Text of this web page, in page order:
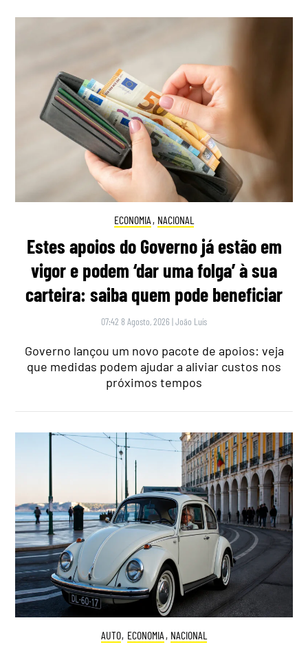
ECONOMIA , NACIONAL
Estes apoios do Governo já estão em
vigor e podem ‘dar uma folga’ à sua
carteira: saiba quem pode beneficiar
07:42 8 Agosto, 2026 |João Luís
Governo lançou um novo pacote de apoios: veja
que medidas podem ajudar a aliviar custos nos
próximos tempos
AUTO, ECONOMIA , NACIONAL